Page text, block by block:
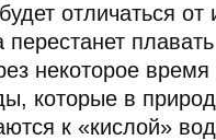
отличаться от
некоторое время
которые в
к «кислой»